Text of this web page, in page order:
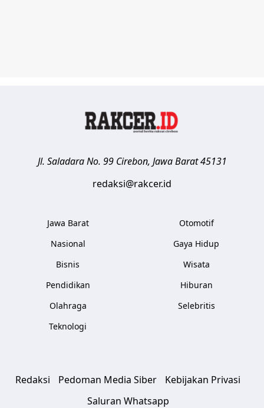
Jl. Saladara No. 99 Cirebon, Jawa Barat 45131
redaksi@rakcer.id
Jawa Barat
Nasional
Bisnis
Pendidikan
Olahraga
Teknologi
Otomotif
Gaya Hidup
Wisata
Hiburan
Selebritis
Redaksi Pedoman Media Siber
Kebijakan Privasi
Saluran Whatsapp